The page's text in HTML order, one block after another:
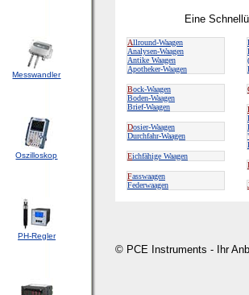
Messwandler
Oszilloskop
PH-Regler
Eine
Allround-Waagen
Analysen-Waagen
Antike Waagen
Apotheker-Waagen
Bock-Waagen
Boden-Waagen
Brief-Waagen
Dosier-Waagen
Durchfahr-Waagen
Eichfähige Waagen
Fasswaagen
Federwaagen
I
© PCE Instruments - Ihr